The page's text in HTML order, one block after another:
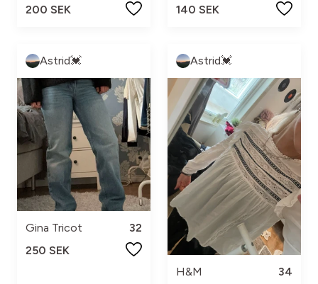
200 SEK 140 SEK
Astrid💓
Gina Tricot
32
250 SEK
Astrid💓
H&M
34